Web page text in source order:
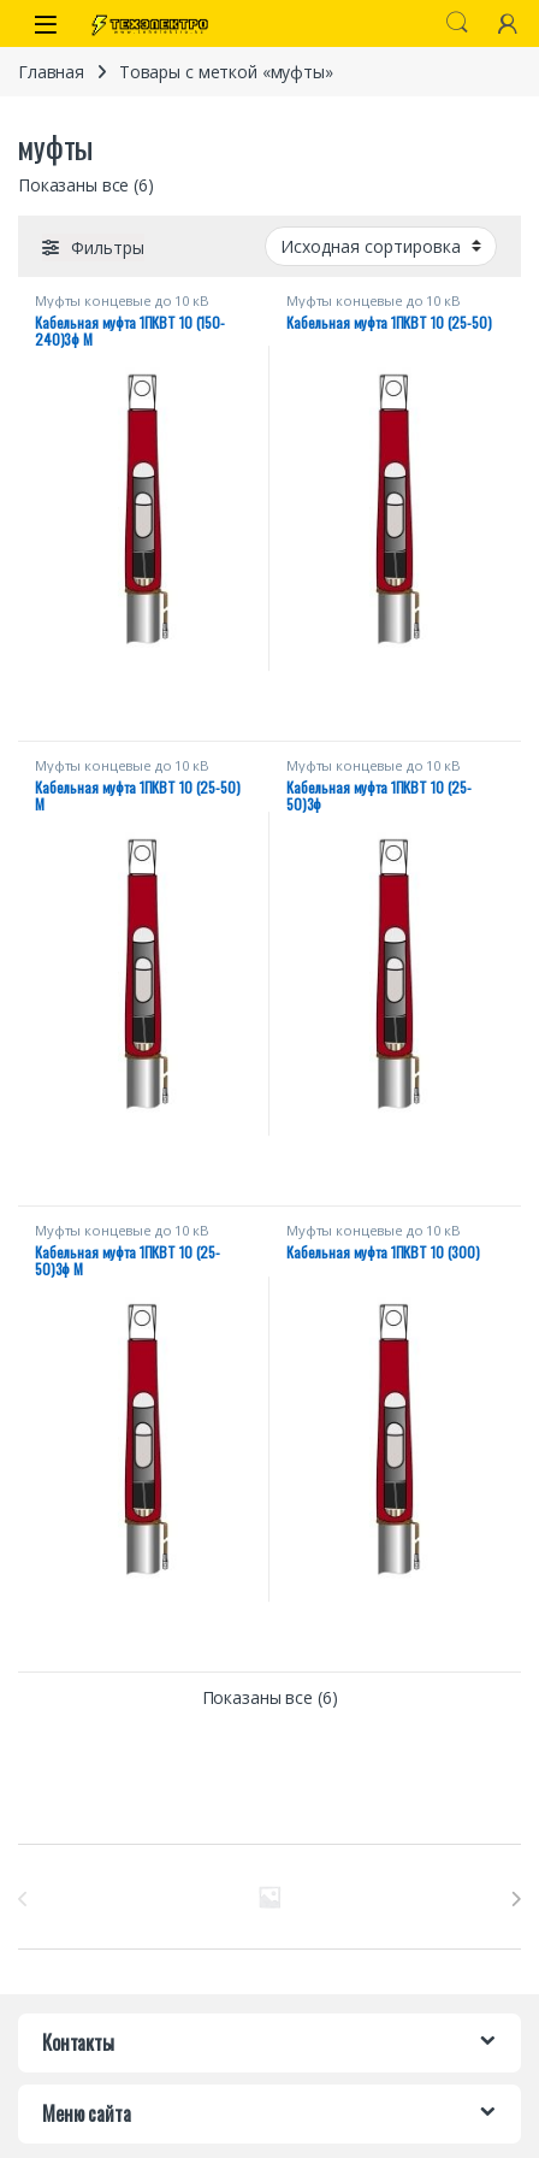
Перейти к навигации
перейти к содержанию
Open
Главная Товары с меткой «муфты»
муфты
Показаны все (6)
Фильтры
Муфты концевые до 10 кВ
Кабельная муфта 1ПКВТ 10 (150-
240)3ф М
Муфты концевые до 10 кВ
Кабельная муфта 1ПКВТ 10 (25-50)
Муфты концевые до 10 кВ
Кабельная муфта 1ПКВТ 10 (25-50)
М
Муфты концевые до 10 кВ
Кабельная муфта 1ПКВТ 10 (25-
50)3ф
Муфты концевые до 10 кВ
Кабельная муфта 1ПКВТ 10 (25-
50)3ф М
Муфты концевые до 10 кВ
Кабельная муфта 1ПКВТ 10 (300)
Показаны все (6)
Контакты
Меню сайта